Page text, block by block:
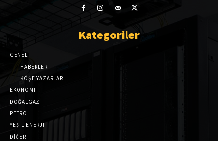
Kategoriler
GENEL
HABERLER
KÖŞE YAZARLARI
EKONOMİ
DOĞALGAZ
PETROL
YEŞİL ENERJİ
DİĞER